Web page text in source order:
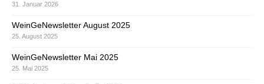
31. Januar 2026
WeinGeNewsletter August 2025
25. August 2025
WeinGeNewsletter Mai 2025
25. Mai 2025